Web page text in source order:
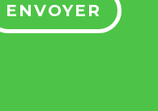
ENVOYER